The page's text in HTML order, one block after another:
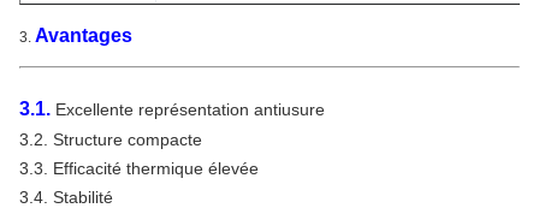
3. Avantages
3.1. Excellente représentation antiusure
3.2. Structure compacte
3.3. Efficacité thermique élevée
3.4. Stabilité